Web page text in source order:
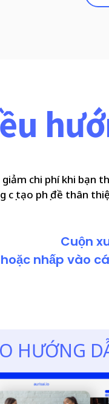
chi phí khi bạn
cụ tạo phụ đề thân
Cuộn
hoặc nhấp vào
HƯỚNG